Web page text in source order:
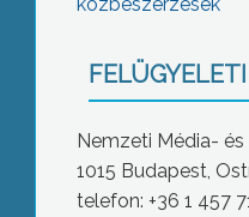
Nemzeti Média-
1015 Budapest,
telefon: +36 1 457